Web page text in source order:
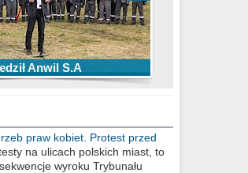
Anwil S.A
Anwilu Włocławek
2019/2020
Włocławek w BCL
praw kobiet. Protest przed
poselskim PiS
na ulicach polskich miast, to
wyroku Trybunału